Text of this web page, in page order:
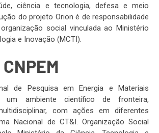
ciência e tecnologia, defesa e meio
do projeto Orion é de responsabilidade
social vinculada ao Ministério
e Inovação (MCTI).
de Pesquisa em Energia e Materiais
um ambiente científico de fronteira,
com ações em diferentes
Nacional de CT&I. Organização Social